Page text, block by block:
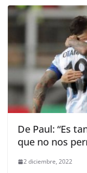
De Paul: “Es
que no nos
2 diciembre, 2022